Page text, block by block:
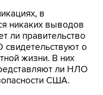
в
никаких выводов
ли правительство
о
жизни. В них
ли НЛО
США.